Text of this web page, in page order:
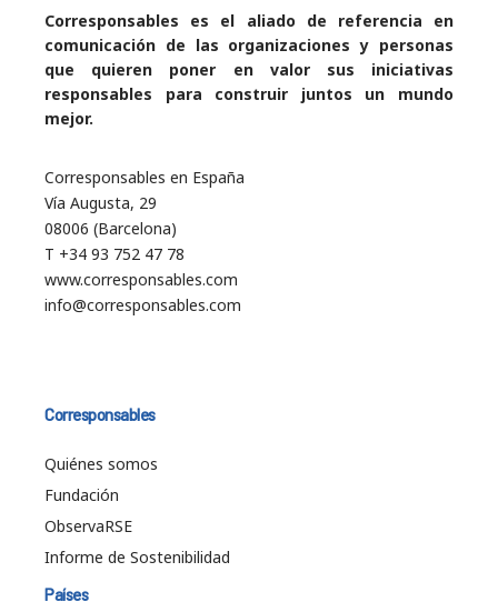
Corresponsables es el aliado de referencia en
comunicación de las organizaciones y personas
que quieren poner en valor sus iniciativas
responsables para construir juntos un mundo
mejor.
Corresponsables en España
Vía Augusta, 29
08006 (Barcelona)
T +34 93 752 47 78
www.corresponsables.com
info@corresponsables.com
Corresponsables
Quiénes somos
Fundación
ObservaRSE
Informe de Sostenibilidad
Países